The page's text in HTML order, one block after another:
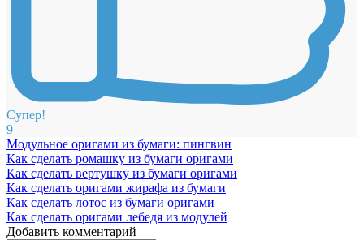
Супер!
9
Модульное оригами из бумаги: пингвин
Как сделать ромашку из бумаги оригами
Как сделать вертушку из бумаги оригами
Как сделать оригами жирафа из бумаги
Как сделать лотос из бумаги оригами
Как сделать оригами лебедя из модулей
Добавить комментарий